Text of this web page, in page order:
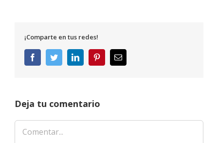
¡Comparte en tus redes!
FacebookTwitterLinkedInPinterestCorreo
electrónico
Deja tu comentario
Comentar